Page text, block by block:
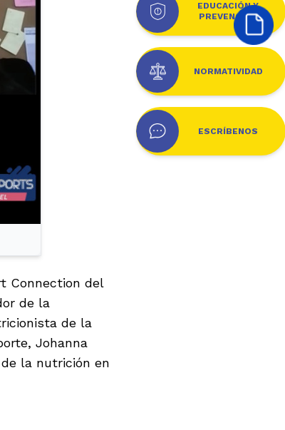
Connection del
de la
de la
Johanna
la nutrición en
EDUCACIÓN Y
PREVENCIÓN
NORMATIVIDAD
ESCRÍBENOS